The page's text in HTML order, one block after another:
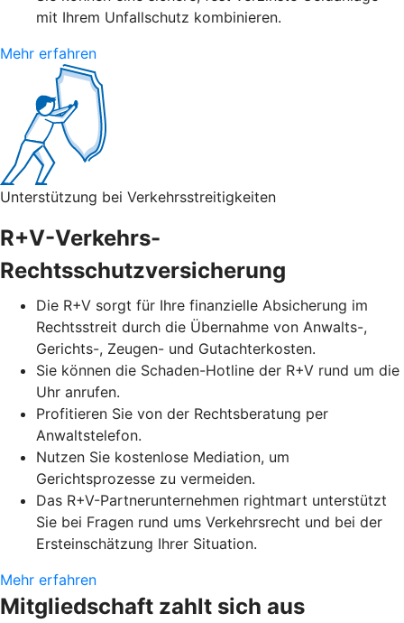
mit Ihrem Unfallschutz kombinieren.
Mehr erfahren
Unterstützung bei Verkehrsstreitigkeiten
R+V-Verkehrs-
Rechtsschutzversicherung
Die R+V sorgt für Ihre finanzielle Absicherung im
Rechtsstreit durch die Übernahme von Anwalts-,
Gerichts-, Zeugen- und Gutachterkosten.
Sie können die Schaden-Hotline der R+V rund um die
Uhr anrufen.
Profitieren Sie von der Rechtsberatung per
Anwaltstelefon.
Nutzen Sie kostenlose Mediation, um
Gerichtsprozesse zu vermeiden.
Das R+V-Partnerunternehmen rightmart unterstützt
Sie bei Fragen rund ums Verkehrsrecht und bei der
Ersteinschätzung Ihrer Situation.
Mehr erfahren
Mitgliedschaft zahlt sich aus